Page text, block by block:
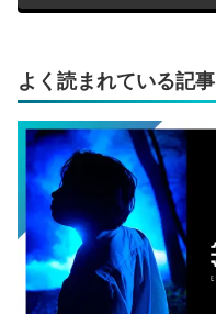
よく読まれている記事